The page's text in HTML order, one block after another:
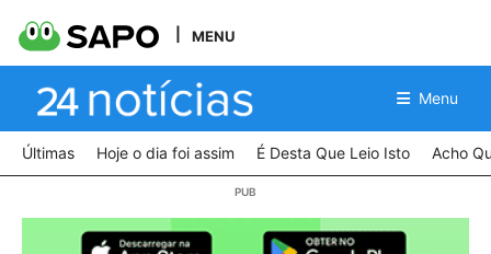
MENU
Menu
Últimas Hoje o dia foi assim É Desta Que Leio Isto Acho